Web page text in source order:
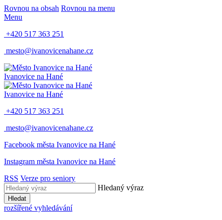
Rovnou na obsah Rovnou na menu
Menu
+420 517 363 251
mesto@ivanovicenahane.cz
Ivanovice na Hané
Ivanovice na Hané
+420 517 363 251
mesto@ivanovicenahane.cz
Facebook města Ivanovice na Hané
Instagram města Ivanovice na Hané
RSS Verze pro seniory
Hledaný výraz
Hledat
rozšířené vyhledávání